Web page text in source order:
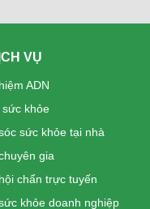
VỤ
ADN
sức khỏe
sức khỏe tại nhà
gia
chẩn trực tuyến
khỏe doanh nghiệp